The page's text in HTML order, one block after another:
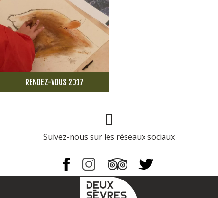
RENDEZ-VOUS 2017
Page Facebook
Suivez-nous sur les réseaux sociaux